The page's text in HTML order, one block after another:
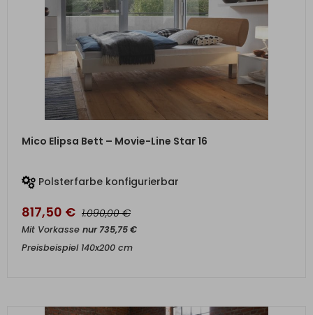
ZUM PRODUKT
Mico Elipsa Bett – Movie-Line Star 16
Polsterfarbe konfigurierbar
817,50 € 1.090,00€
Mit Vorkasse nur735,75€
Preisbeispiel 140x200 cm